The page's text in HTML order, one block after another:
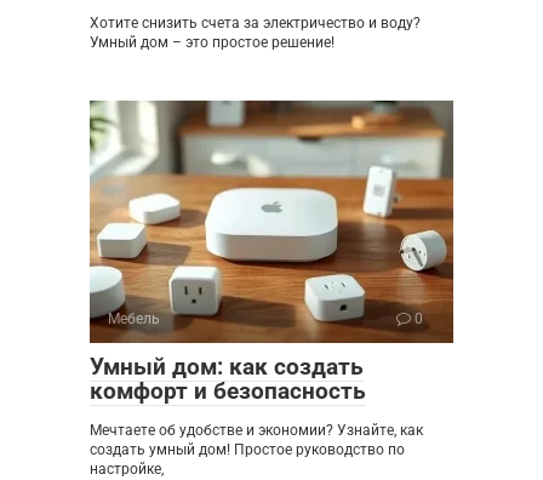
Хотите снизить счета за электричество и воду?
Умный дом – это простое решение!
Мебель 0
Умный дом: как создать
комфорт и безопасность
Мечтаете об удобстве и экономии? Узнайте, как
создать умный дом! Простое руководство по
настройке,